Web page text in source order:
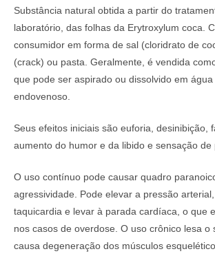
Substância natural obtida a partir do
laboratório, das folhas da Erytroxylum coca.
consumidor em forma de sal (cloridrato de
(crack) ou pasta. Geralmente, é vendida
que pode ser aspirado ou dissolvido em
endovenoso.
Seus efeitos iniciais são euforia, desinibição,
aumento do humor e da libido e sensação de
O uso contínuo pode causar quadro
agressividade. Pode elevar a pressão
taquicardia e levar à parada cardíaca, o que
nos casos de overdose. O uso crônico lesa o
causa degeneração dos músculos